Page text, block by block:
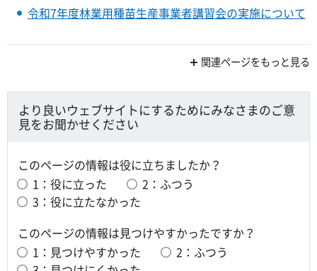
令和7年度林業用種苗生産事業者講習会の実施について
関連ページをもっと見る
より良いウェブサイトにするためにみなさまのご意
見をお聞かせください
このページの情報は役に立ちましたか？
1：役に立った
2：ふつう
3：役に立たなかった
このページの情報は見つけやすかったですか？
1：見つけやすかった
2：ふつう